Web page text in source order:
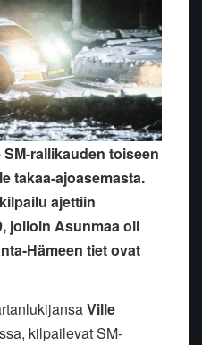
rallikauden toiseen
takaa-ajoasemasta.
ajettiin
jolloin Asunmaa oli
Hämeen tiet ovat
Ville
kilpailevat SM-